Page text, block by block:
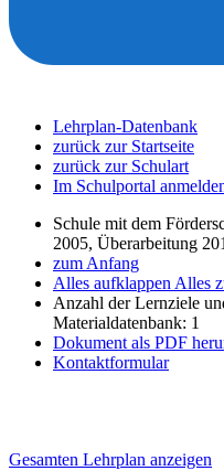
Lehrplan-Datenbank
zurück zur Startseite
zurück zur Schulart
Im Schulportal
Schule mit dem
2005, Überarbeitung
zum Anfang
Alles aufklappen Alles
Anzahl der Lernziele
Materialdatenbank: 1
Dokument als PDF
Kontaktformular
Gesamten Lehrplan anzeigen